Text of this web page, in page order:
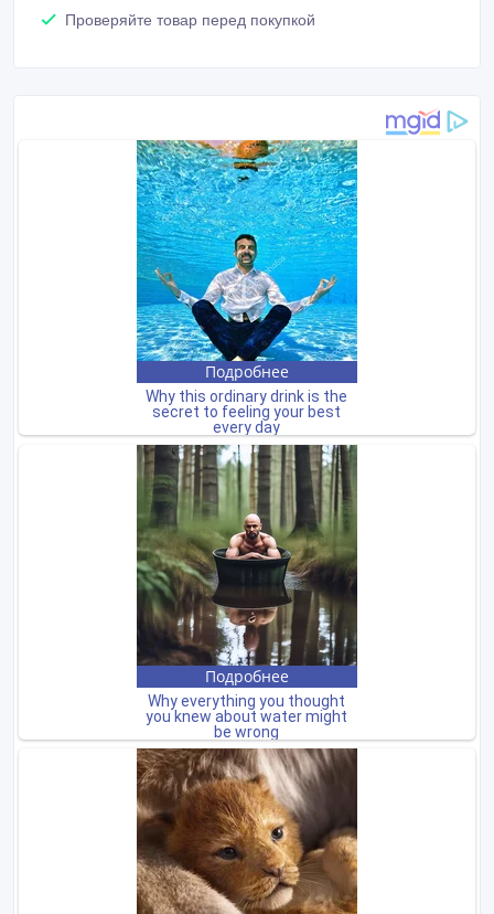
Проверяйте товар перед покупкой